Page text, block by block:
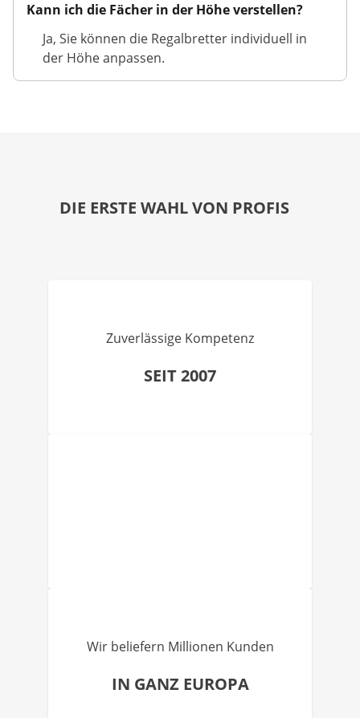
Kann ich die Fächer in der Höhe verstellen?
Ja, Sie können die Regalbretter individuell in
der Höhe anpassen.
DIE ERSTE WAHL VON PROFIS
Zuverlässige Kompetenz
SEIT 2007
Wir beliefern Millionen Kunden
IN GANZ EUROPA